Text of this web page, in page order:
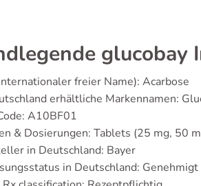
glucobay
freier Name): Acarbose
erhältliche Markennamen:
A10BF01
& Dosierungen: Tablets (25 mg, 50
in Deutschland: Bayer
in Deutschland: Genehmigt